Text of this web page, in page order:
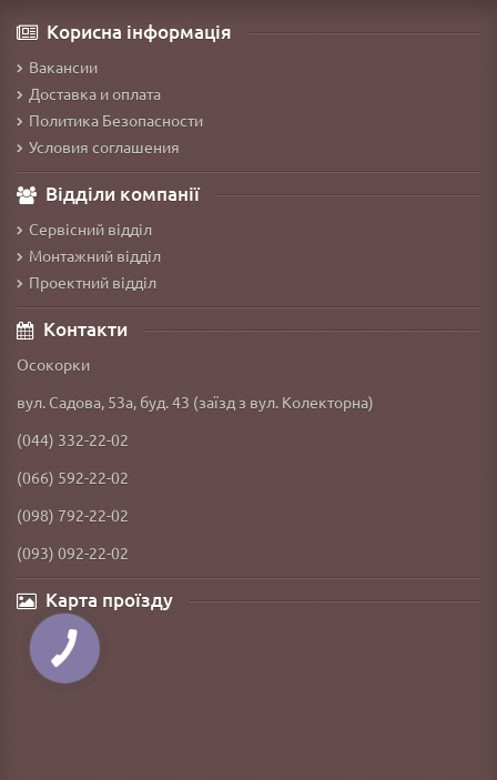
Корисна інформація
Вакансии
Доставка и оплата
Политика Безопасности
Условия соглашения
Відділи компанії
Сервісний відділ
Монтажний відділ
Проектний відділ
Контакти
Осокорки
вул. Садова, 53а, буд. 43 (заїзд з вул. Колекторна)
(044) 332-22-02
(066) 592-22-02
(098) 792-22-02
(093) 092-22-02
Карта проїзду